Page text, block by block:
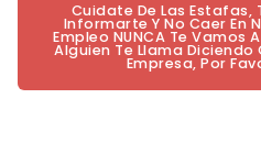
Cuidate De Las Estafas,
Informarte Y No Caer En
Empleo NUNCA Te Vamos
Alguien Te Llama Diciendo
Empresa, Por